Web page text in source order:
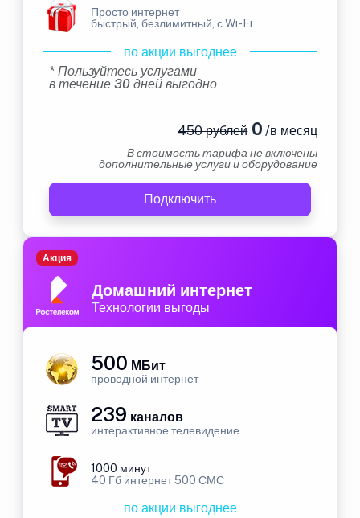
Просто интернет
быстрый, безлимитный, с Wi-Fi
по акции выгоднее
* Пользуйтесь услугами
в течение 30 дней выгодно
450 рублей0 /в месяц
В стоимость тарифа не включены
дополнительные услуги и оборудование
Подключить
Домашний интернет
Технологии выгоды
Акция
500 МБит
проводной интернет
239 каналов
интерактивное телевидение
1000 минут
40 Гб интернет 500 СМС
по акции выгоднее